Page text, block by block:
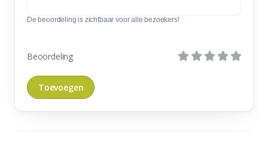
De beoordeling is zichtbaar voor alle bezoekers!
Beoordeling